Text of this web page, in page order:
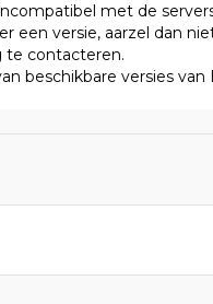
met de
een versie, aarzel dan
te contacteren.
beschikbare versies